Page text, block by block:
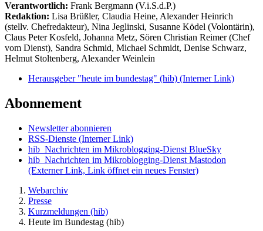
Verantwortlich: Frank Bergmann (V.i.S.d.P.)
Redaktion: Lisa Brüßler, Claudia Heine, Alexander Heinrich
(stellv. Chefredakteur), Nina Jeglinski, Susanne Ködel (Volontärin),
Claus Peter Kosfeld, Johanna Metz, Sören Christian Reimer (Chef
vom Dienst), Sandra Schmid, Michael Schmidt, Denise Schwarz,
Helmut Stoltenberg, Alexander Weinlein
Herausgeber "heute im bundestag" (hib) (Interner Link)
Abonnement
Newsletter abonnieren
RSS-Dienste (Interner Link)
hib_Nachrichten im Mikroblogging-Dienst BlueSky
hib_Nachrichten im Mikroblogging-Dienst Mastodon
(Externer Link, Link öffnet ein neues Fenster)
Webarchiv
Presse
Kurzmeldungen (hib)
Heute im Bundestag (hib)